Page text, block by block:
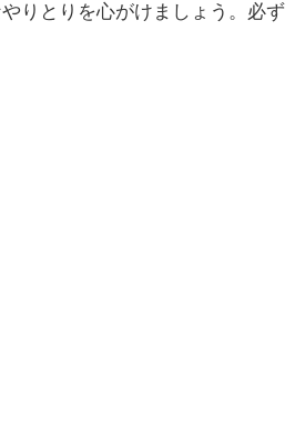
りとりを心がけましょう。必ず